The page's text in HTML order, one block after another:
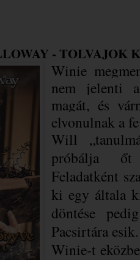
- TOLVAJOK
Winie
nem jelenti
magát, és
elvonulnak a
Will
próbálja őt
Feladatként
ki egy általa
döntése
Pacsirtára
Winie-t